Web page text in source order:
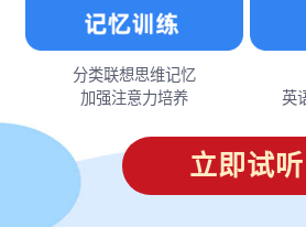
分类联想思维记忆
加强注意力培养
英
立即试听